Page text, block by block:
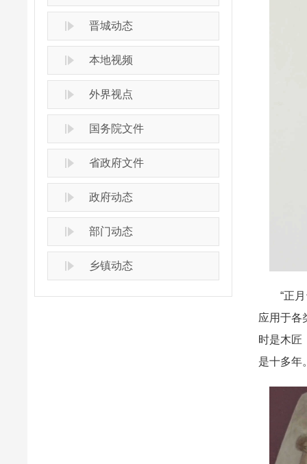
晋城动态
本地视频
外界视点
国务院文件
省政府文件
政府动态
部门动态
乡镇动态
“正月十
应用于各
时是木匠
是十多年